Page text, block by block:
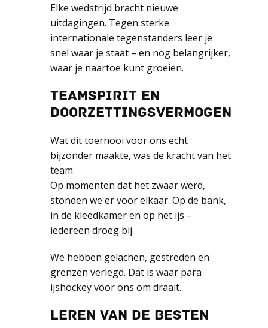
Elke wedstrijd bracht nieuwe
uitdagingen. Tegen sterke
internationale tegenstanders leer je
snel waar je staat – en nog belangrijker,
waar je naartoe kunt groeien.
TEAMSPIRIT EN
DOORZETTINGSVERMOGEN
Wat dit toernooi voor ons echt
bijzonder maakte, was de kracht van het
team.
Op momenten dat het zwaar werd,
stonden we er voor elkaar. Op de bank,
in de kleedkamer en op het ijs –
iedereen droeg bij.
We hebben gelachen, gestreden en
grenzen verlegd. Dat is waar para
ijshockey voor ons om draait.
LEREN VAN DE BESTEN